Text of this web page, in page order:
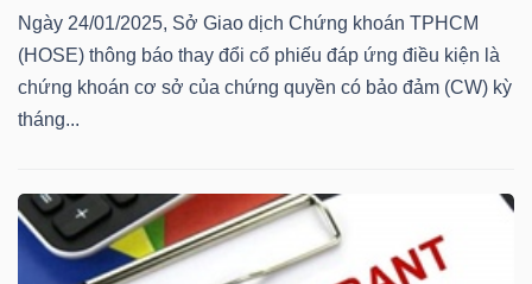
Ngày 24/01/2025, Sở Giao dịch Chứng khoán TPHCM
(HOSE) thông báo thay đổi cổ phiếu đáp ứng điều kiện là
chứng khoán cơ sở của chứng quyền có bảo đảm (CW) kỳ
tháng...
cáo
phân
tích
(-)
Thuật
ngữ
(-)